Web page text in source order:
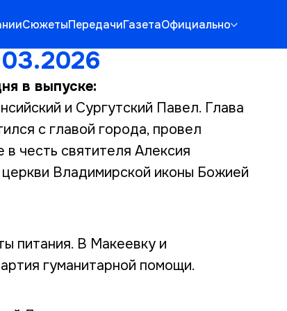
СюжетыПередачиГазетаОфициально
в выпуске:
и Сургутский Павел. Глава
с главой города, провел
честь святителя Алексия
Владимирской иконы Божией
питания. В Макеевку и
гуманитарной помощи.